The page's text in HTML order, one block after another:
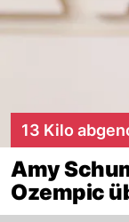
13 Kilo
Amy
Ozempic